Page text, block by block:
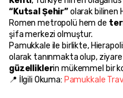
“Kutsal Şehir” olarak bilinen
Romen metropolü hem de
şifa merkezi olmuştur.
Pamukkale ile birlikte,
olarak tanınmakta olup,
güzelliklerin mükemmel bir
📍 İlgili Okuma: Pamukkale